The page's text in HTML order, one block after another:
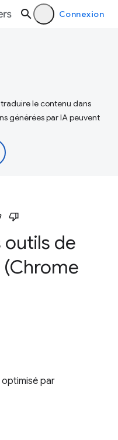
Connexion
le contenu dans
générées par IA peuvent
outils de
optimisé par